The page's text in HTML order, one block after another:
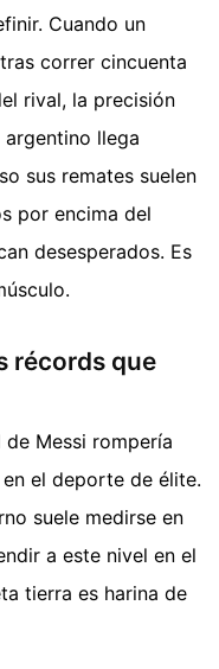
Cuando un
correr cincuenta
rival, la precisión
llega
sus remates suelen
por encima del
desesperados. Es
récords que
de Messi rompería
el deporte de élite.
suele medirse en
a este nivel en el
tierra es harina de